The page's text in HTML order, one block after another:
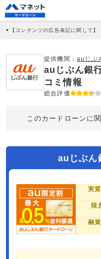
【コンテンツの広告表記に関して】
社に対して企業から紹介報酬が支払
商品を根拠なくPRするものではなく
どに基づき、公平性を担保した情報
>提携企業一覧
提供機関： auじぶ
auじぶん銀
コミ情報
総合評価
このカードローンに
auじぶん
実
限
融